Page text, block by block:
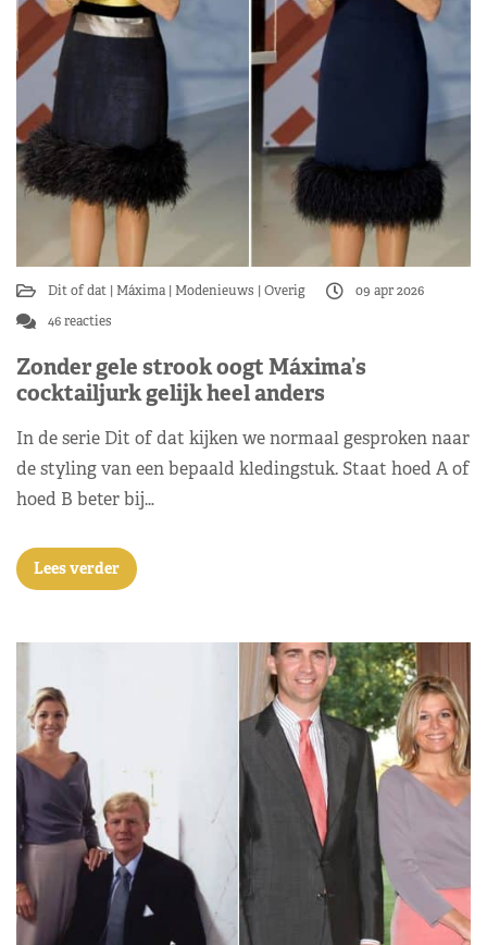
Dit of dat Máxima Modenieuws Overig
09 apr 2026
46 reacties
Zonder gele strook oogt Máxima’s
cocktailjurk gelijk heel anders
In de serie Dit of dat kijken we normaal gesproken naar
de styling van een bepaald kledingstuk. Staat hoed A of
hoed B beter bij…
Lees verder